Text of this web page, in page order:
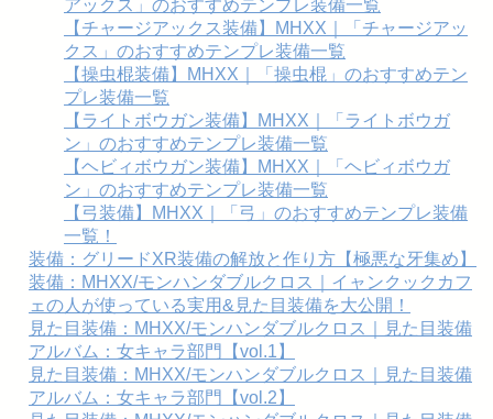
アックス」のおすすめテンプレ装備一覧
【チャージアックス装備】MHXX｜「チャージアッ
クス」のおすすめテンプレ装備一覧
【操虫棍装備】MHXX｜「操虫棍」のおすすめテン
プレ装備一覧
【ライトボウガン装備】MHXX｜「ライトボウガ
ン」のおすすめテンプレ装備一覧
【ヘビィボウガン装備】MHXX｜「ヘビィボウガ
ン」のおすすめテンプレ装備一覧
【弓装備】MHXX｜「弓」のおすすめテンプレ装備
一覧！
装備：グリードXR装備の解放と作り方【極悪な牙集め】
装備：MHXX/モンハンダブルクロス｜イャンクックカフ
ェの人が使っている実用&見た目装備を大公開！
見た目装備：MHXX/モンハンダブルクロス｜見た目装備
アルバム：女キャラ部門【vol.1】
見た目装備：MHXX/モンハンダブルクロス｜見た目装備
アルバム：女キャラ部門【vol.2】